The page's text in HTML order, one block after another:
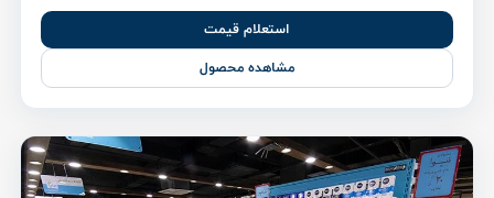
استعلام قیمت
مشاهده محصول